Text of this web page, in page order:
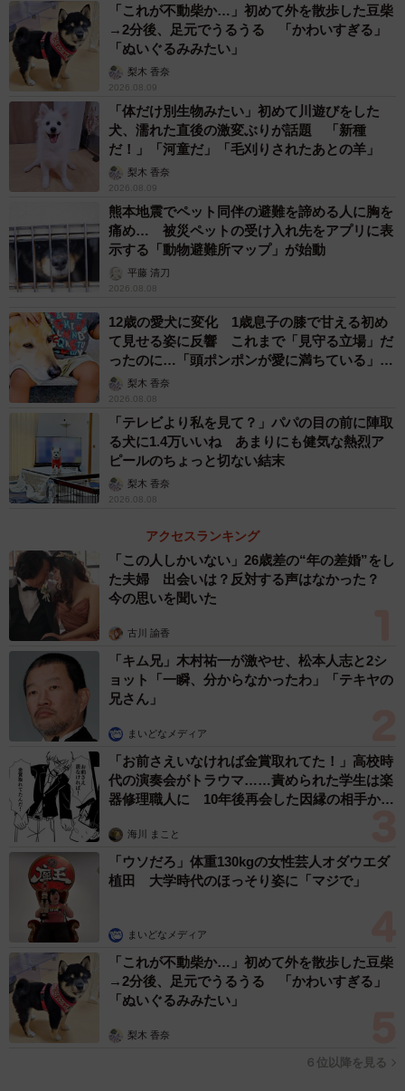
「これが不動柴か…」初めて外を散歩した豆柴
→2分後、足元でうるうる 「かわいすぎる」
「ぬいぐるみみたい」
梨木 香奈
2026.08.09
「体だけ別生物みたい」初めて川遊びをした
犬、濡れた直後の激変ぶりが話題 「新種
だ！」「河童だ」「毛刈りされたあとの羊」
梨木 香奈
2026.08.09
熊本地震でペット同伴の避難を諦める人に胸を
痛め… 被災ペットの受け入れ先をアプリに表
示する「動物避難所マップ」が始動
平藤 清刀
2026.08.08
12歳の愛犬に変化 1歳息子の膝で甘える初め
て見せる姿に反響 これまで「見守る立場」だ
ったのに…「頭ポンポンが愛に満ちている」
「尊…」
梨木 香奈
2026.08.08
「テレビより私を見て？」パパの目の前に陣取
る犬に1.4万いいね あまりにも健気な熱烈ア
ピールのちょっと切ない結末
梨木 香奈
2026.08.08
アクセスランキング
「この人しかいない」26歳差の“年の差婚”をし
た夫婦 出会いは？反対する声はなかった？
今の思いを聞いた
古川 諭香
「キム兄」木村祐一が激やせ、松本人志と2シ
ョット「一瞬、分からなかったわ」「テキヤの
兄さん」
まいどなメディア
「お前さえいなければ金賞取れてた！」高校時
代の演奏会がトラウマ……責められた学生は楽
器修理職人に 10年後再会した因縁の相手から
海川 まこと
「ウソだろ」体重130kgの女性芸人オダウエダ
植田 大学時代のほっそり姿に「マジで」
まいどなメディア
「これが不動柴か…」初めて外を散歩した豆柴
→2分後、足元でうるうる 「かわいすぎる」
「ぬいぐるみみたい」
梨木 香奈
６位以降を見る